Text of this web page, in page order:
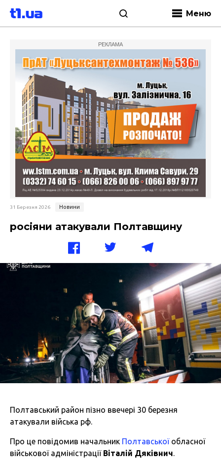
Меню
РЕКЛАМА
31 Березня 2026 Новини
росіяни атакували Полтавщину
Полтавський район пізно ввечері 30 березня
атакували війська рф.
Про це повідомив начальник Полтавськоїобласної
військової адміністрації Віталій Дяківнич.